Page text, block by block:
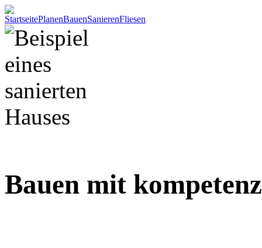
StartseitePlanenBauenSanierenFliesen
Bauen mit kompetenz